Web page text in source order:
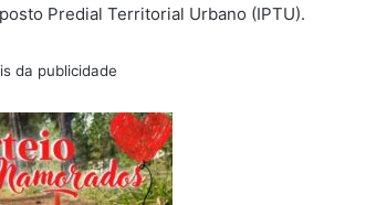
Predial Territorial Urbano (IPTU).
da publicidade